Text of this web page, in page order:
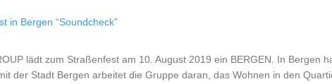
lädt zum Straßenfest am 10. August 2019 ein BERGEN. In Bergen
der Stadt Bergen arbeitet die Gruppe daran, das Wohnen in den